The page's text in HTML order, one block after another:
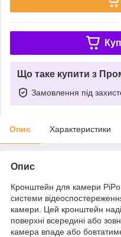
Що таке купити з
Замовлення під
Опис Характеристики
Опис
Кронштейн для камери
системи
камери. Цей кронштейн
поверхні всередині або
камера впаде або